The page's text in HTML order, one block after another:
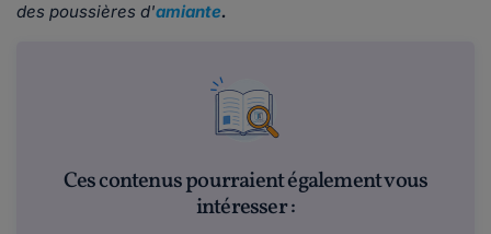
des poussières d'amiante.
Ces contenus pourraient également vous
intéresser :